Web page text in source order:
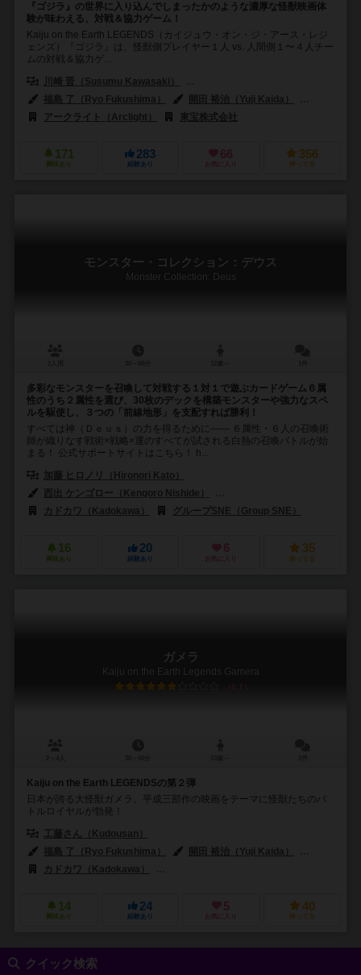
『ゴジラ』の世界に入り込んでしまったかのような濃厚な怪獣映画体
験が味わえる、対戦＆協力ゲーム！
Kaiju on the Earth LEGENDS（カイジュウ・オン・ジ・アース・レジ
ェンズ）『ゴジラ』は、怪獣側プレイヤー１⼈ vs. ⼈間側１〜４⼈チー
ムの対戦＆協⼒ゲ...
川崎 晋（Susumu Kawasaki）
福島 了（Ryo Fukushima）
開田 裕治（Yuji Kaida）
アークライト（Arclight）
東宝株式会社
171
興味あり
283
経験あり
66
お気に入り
356
持ってる
モンスター・コレクション：デウス
Monster Collection: Deus
多彩なモンスターを召喚して対戦する１対１で遊ぶカードゲーム６属
性のうち２属性を選び、30枚のデックを構築モンスターや強力なスペ
ルを駆使し、３つの「前線地形」を支配すれば勝利！
すべては神（Ｄｅｕｓ）の力を得るために―― ６属性・６人の召喚術
師が織りなす戦術×戦略×運のすべてが試される白熱の召喚バトルが始
まる！ 公式サポートサイトはこちら！ h...
加藤 ヒロノリ（Hironori Kato）
西出 ケンゴロー（Kengoro Nishide）
カドカワ（Kadokawa）
グループSNE（Group SNE）
16
興味あり
20
経験あり
6
お気に入り
35
持ってる
ガメラ
Kaiju on the Earth Legends Gamera
6.1
Kaiju on the Earth LEGENDSの第２弾
日本が誇る大怪獣ガメラ。平成三部作の映画をテーマに怪獣たちのバ
トルロイヤルが勃発！
工藤さん（Kudousan）
福島 了（Ryo Fukushima）
開田 裕治（Yuji Kaida）
カドカワ（Kadokawa）
14
興味あり
24
経験あり
5
お気に入り
40
持ってる
クイック検索